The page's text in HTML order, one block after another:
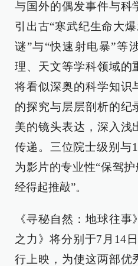
与国外的偶发事件与科
引出古“寒武纪生命大
谜”与“快速射电暴”等
理、天文等学科领域的
将看似深奥的科学知识
的探究与层层剖析的纪
美的镜头表达，深入浅
传递。三位院士级别与
为影片的专业性“保驾
经得起推敲”。
《寻秘自然：地球往
之力》将分别于7月14
行上映，为使这两部优